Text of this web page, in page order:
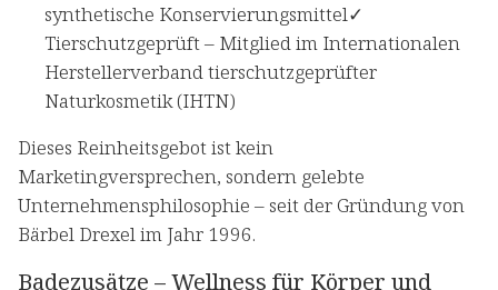
synthetische Konservierungsmittel✓
Tierschutzgeprüft – Mitglied im Internationalen
Herstellerverband tierschutzgeprüfter
Naturkosmetik (IHTN)
Dieses Reinheitsgebot ist kein
Marketingversprechen, sondern gelebte
Unternehmensphilosophie – seit der Gründung von
Bärbel Drexel im Jahr 1996.
Badezusätze – Wellness für Körper und